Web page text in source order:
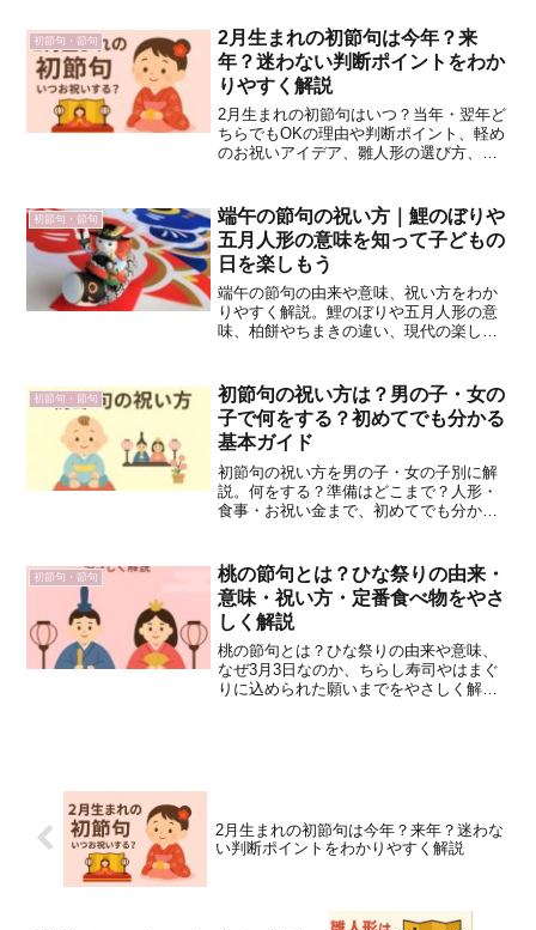
初節句・節句
2月生まれの初節句は今年？来
年？迷わない判断ポイントをわか
りやすく解説
2月生まれの初節句はいつ？当年・翌年ど
ちらでもOKの理由や判断ポイント、軽め
のお祝いアイデア、雛人形の選び方、よ
初節句・節句
端午の節句の祝い方｜鯉のぼりや
五月人形の意味を知って子どもの
日を楽しもう
端午の節句の由来や意味、祝い方をわか
りやすく解説。鯉のぼりや五月人形の意
味、柏餅やちまきの違い、現代の楽しみ
した。
初節句・節句
初節句の祝い方は？男の子・女の
子で何をする？初めてでも分かる
基本ガイド
初節句の祝い方を男の子・女の子別に解
説。何をする？準備はどこまで？人形・
食事・お祝い金まで、初めてでも分かり
初節句・節句
桃の節句とは？ひな祭りの由来・
意味・祝い方・定番食べ物をやさ
しく解説
桃の節句とは？ひな祭りの由来や意味、
なぜ3月3日なのか、ちらし寿司やはまぐ
りに込められた願いまでをやさしく解
2月生まれの初節句は今年？来年？迷わな
い判断ポイントをわかりやすく解説